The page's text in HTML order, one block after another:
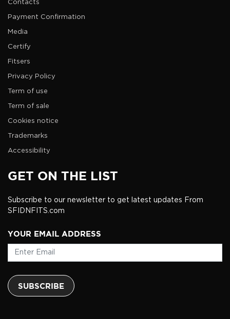
Contacts
Payment Confirmation
Media
Certify
Fitsers
Privacy Policy
Term of use
Term of sale
Cookies notice
Trademarks
Accessibility
GET ON THE LIST
Subscribe to our newsletter to get latest updates From
SFIDNFITS.com
YOUR EMAIL ADDRESS
SUBSCRIBE